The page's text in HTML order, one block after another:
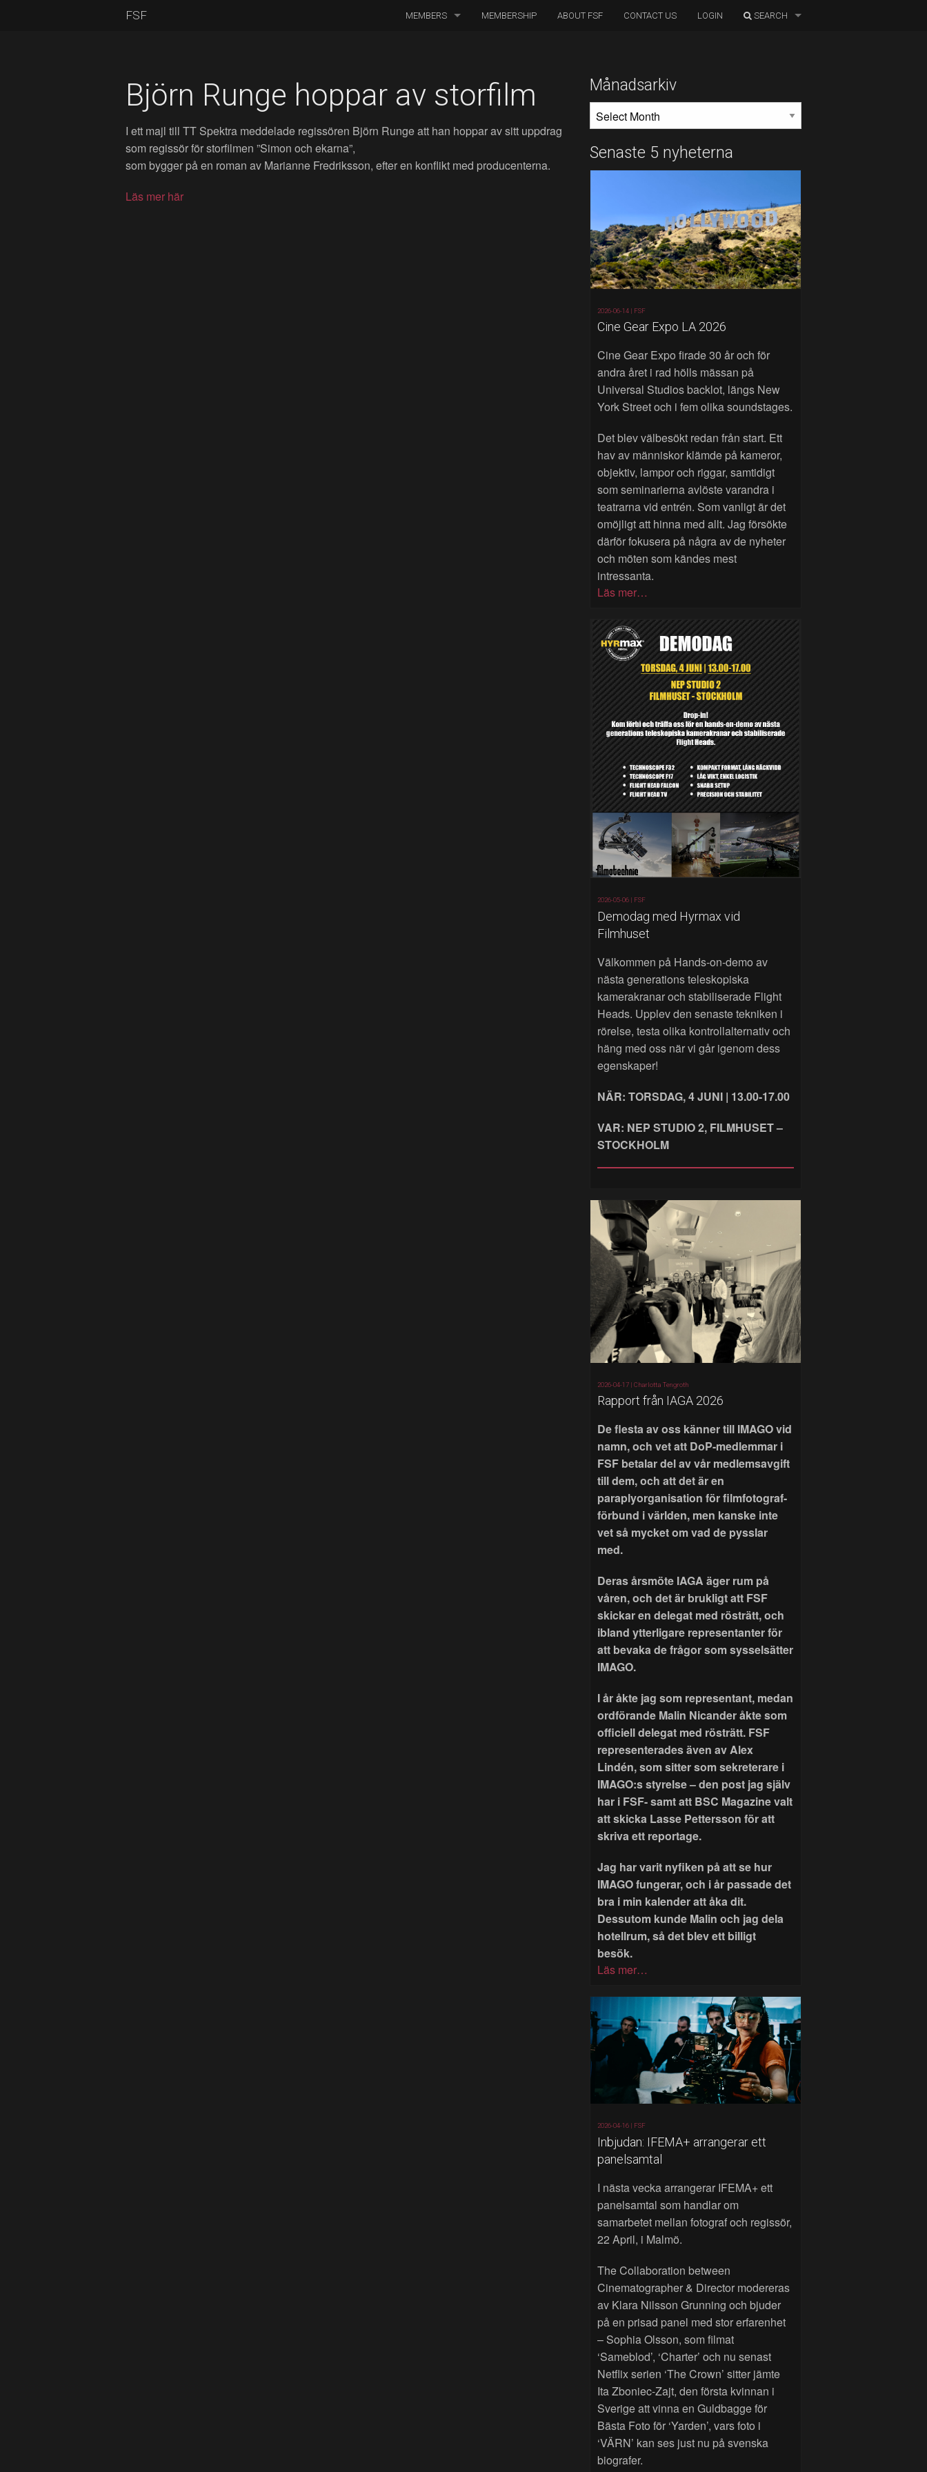
FSF MEMBERS
ASSOCIATED MEMBERS
HONORARY MEMBERS
BOARD MEMBERS
MEMBERSHIP ABOUT FSF CONTACT US LOGIN SEARCH
Björn Runge hoppar av storfilm
I ett majl till TT Spektra meddelade regissören Björn Runge att han hoppar av sitt uppdrag
som regissör för storfilmen ”Simon och ekarna”,
som bygger på en roman av Marianne Fredriksson, efter en konflikt med producenterna.
Läs mer här
Månadsarkiv
Senaste 5 nyheterna
2026-06-14 | FSF
Cine Gear Expo LA 2026
Cine Gear Expo firade 30 år och för
andra året i rad hölls mässan på
Universal Studios backlot, längs New
York Street och i fem olika soundstages.
Det blev välbesökt redan från start. Ett
hav av människor klämde på kameror,
objektiv, lampor och riggar, samtidigt
som seminarierna avlöste varandra i
teatrarna vid entrén. Som vanligt är det
omöjligt att hinna med allt. Jag försökte
därför fokusera på några av de nyheter
och möten som kändes mest
intressanta.
Läs mer…
2026-05-06 | FSF
Demodag med Hyrmax vid
Filmhuset
Välkommen på Hands‑on‑demo av
nästa generations teleskopiska
kamerakranar och stabiliserade Flight
Heads. Upplev den senaste tekniken i
rörelse, testa olika kontrollalternativ och
häng med oss när vi går igenom dess
egenskaper!
NÄR: TORSDAG, 4 JUNI | 13.00-17.00
VAR: NEP STUDIO 2, FILMHUSET –
STOCKHOLM
2026-04-17 |Charlotta Tengroth
Rapport från IAGA 2026
De flesta av oss känner till IMAGO vid
namn, och vet att DoP-medlemmar i
FSF betalar del av vår medlemsavgift
till dem, och att det är en
paraplyorganisation för filmfotograf-
förbund i världen, men kanske inte
vet så mycket om vad de pysslar
med.
Deras årsmöte IAGA äger rum på
våren, och det är brukligt att FSF
skickar en delegat med rösträtt, och
ibland ytterligare representanter för
att bevaka de frågor som sysselsätter
IMAGO.
I år åkte jag som representant, medan
ordförande Malin Nicander åkte som
officiell delegat med rösträtt. FSF
representerades även av Alex
Lindén, som sitter som sekreterare i
IMAGO:s styrelse – den post jag själv
har i FSF- samt att BSC Magazine valt
att skicka Lasse Pettersson för att
skriva ett reportage.
Jag har varit nyfiken på att se hur
IMAGO fungerar, och i år passade det
bra i min kalender att åka dit.
Dessutom kunde Malin och jag dela
hotellrum, så det blev ett billigt
besök.
Läs mer…
2026-04-16 | FSF
Inbjudan: IFEMA+ arrangerar ett
panelsamtal
I nästa vecka arrangerar IFEMA+ ett
panelsamtal som handlar om
samarbetet mellan fotograf och regissör,
22 April, i Malmö.
The Collaboration between
Cinematographer & Director modereras
av Klara Nilsson Grunning och bjuder
på en prisad panel med stor erfarenhet
– Sophia Olsson, som filmat
‘Sameblod’, ‘Charter’ och nu senast
Netflix serien ‘The Crown’ sitter jämte
Ita Zboniec-Zajt, den första kvinnan i
Sverige att vinna en Guldbagge för
Bästa Foto för ‘Yarden’, vars foto i
‘VÄRN’ kan ses just nu på svenska
biografer.